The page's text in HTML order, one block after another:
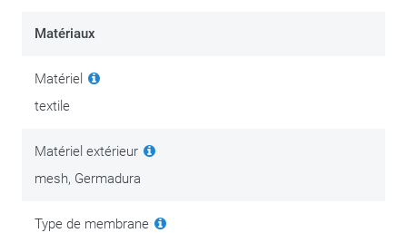
Matériaux
Matériel
textile
Matériel extérieur
mesh, Germadura
Type de membrane